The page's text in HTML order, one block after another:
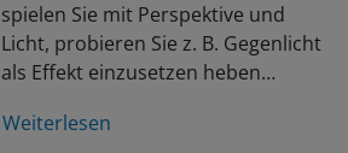
spielen Sie mit Perspektive und
Licht, probieren Sie z. B. Gegenlicht
als Effekt einzusetzen heben…
Weiterlesen